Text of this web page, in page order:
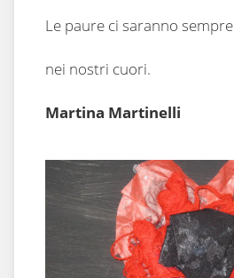
Le paure ci saranno sempre
nei nostri cuori.
Martina Martinelli